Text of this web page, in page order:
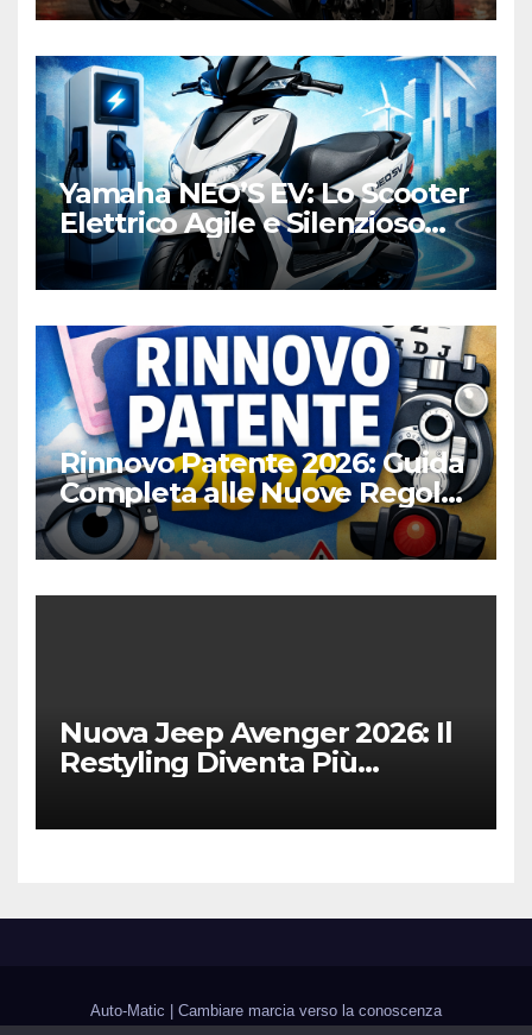
Yamaha NEO’S EV: Lo Scooter
Elettrico Agile e Silenzioso
per la Città
Rinnovo Patente 2026: Guida
Completa alle Nuove Regole,
Digitalizzazione e Costi
Nuova Jeep Avenger 2026: Il
Restyling Diventa Più
Fedele al DNA Off-Road
Auto-Matic Cambiare marcia verso la conoscenza